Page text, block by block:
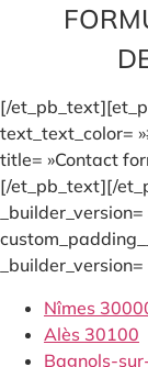
[/
text_text_color=
title= »Contact
[/et_pb_text][/
Nîmes
Alès 30100
Bagnols-